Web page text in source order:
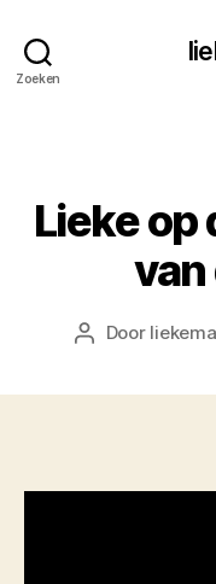
Zoeken
Lieke op
van
Berichtauteur
Door